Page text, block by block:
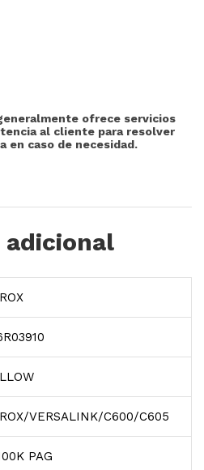
generalmente ofrece servicios
al cliente para resolver
en caso de necesidad.
VERSALINK/C600/C605
PAG